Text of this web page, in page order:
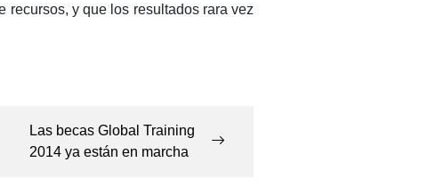
y que los resultados rara vez
Las becas Global Training
2014 ya están en marcha